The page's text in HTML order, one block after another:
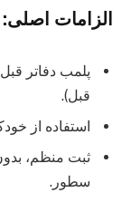
الزامات اصلی:
پلمب دفاتر
قبل).
استفاده از
ثبت منظم،
سطور.